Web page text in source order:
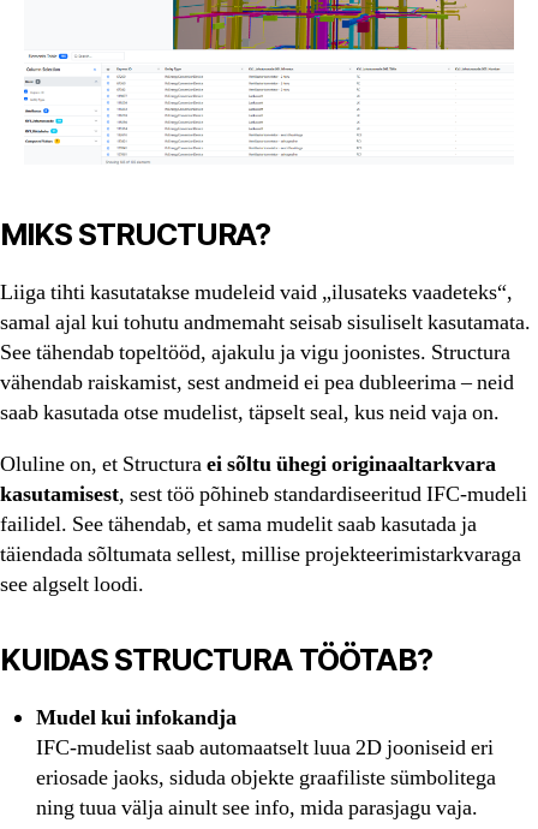
MIKS STRUCTURA?
Liiga tihti kasutatakse mudeleid vaid „ilusateks vaadeteks“,
samal ajal kui tohutu andmemaht seisab sisuliselt kasutamata.
See tähendab topeltööd, ajakulu ja vigu joonistes. Structura
vähendab raiskamist, sest andmeid ei pea dubleerima – neid
saab kasutada otse mudelist, täpselt seal, kus neid vaja on.
Oluline on, et Structuraei sõltu ühegi originaaltarkvara
kasutamisest, sest töö põhineb standardiseeritud IFC-mudeli
failidel. See tähendab, et sama mudelit saab kasutada ja
täiendada sõltumata sellest, millise projekteerimistarkvaraga
see algselt loodi.
KUIDAS STRUCTURA TÖÖTAB?
Mudel kui infokandja
IFC-mudelist saab automaatselt luua 2D jooniseid eri
eriosade jaoks, siduda objekte graafiliste sümbolitega
ning tuua välja ainult see info, mida parasjagu vaja.